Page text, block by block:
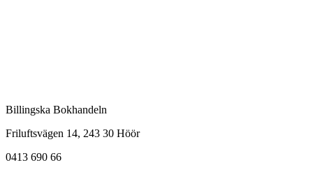
Billingska Bokhandeln
Friluftsvägen 14, 243 30 Höör
0413 690 66